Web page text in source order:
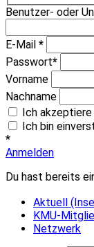
Benutzer- oder
E-Mail *
Passwort*
Vorname
Nachname
Ich akzeptiere
Ich bin
*
Anmelden
Du hast bereits
Aktuell
KMU-
Netzwerk